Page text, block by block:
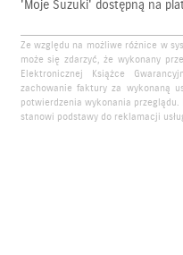
'Moje Suzuki' dostępną na
Ze względu na możliwe różnice w
może się zdarzyć, że wykonany
Elektronicznej Książce
zachowanie faktury za wykonaną
potwierdzenia wykonania
stanowi podstawy do reklamacji